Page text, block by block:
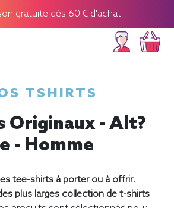
gratuite dès 60 € d'achat
TSHIRTS
Originaux - Alt?
- Homme
tee-shirts à porter ou à offrir.
plus larges collection de t-shirts